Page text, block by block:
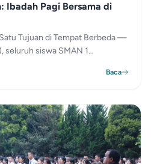
Ibadah Pagi Bersama di
Tujuan di Tempat Berbeda —
seluruh siswa SMAN 1
(Kristen/Katolik),
Baca